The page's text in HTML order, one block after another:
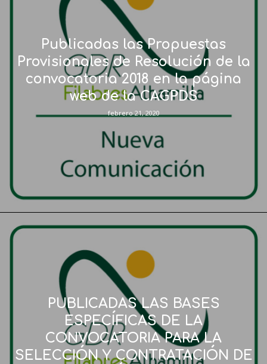
Publicadas las Propuestas
Provisionales de Resolución de la
convocatoria 2018 en la página
web de la CAGPDS
febrero 21, 2020
PUBLICADAS LAS BASES
ESPECÍFICAS DE LA
CONVOCATORIA PARA LA
SELECCIÓN Y CONTRATACIÓN DE